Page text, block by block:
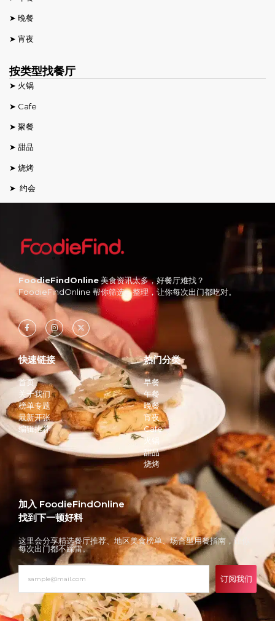
➤ 晚餐
➤ 宵夜
按类型找餐厅
➤ 火锅
➤ Cafe
➤ 聚餐
➤ 甜品
➤ 烧烤
➤ 约会
FoodieFindOnline美食资讯太多，好餐厅难找？
FoodieFindOnline 帮你筛选、整理，让你每次出门都吃对。
快速链接
首页
关于我们
榜单专题
最新开张
编辑推荐
热门分类
早餐
午餐
晚餐
宵夜
Cafe
火锅
甜品
烧烤
加入 FoodieFindOnline
找到下一顿好料
这里会分享精选餐厅推荐、地区美食榜单、场合型用餐指南，让你
每次出门都不踩雷。
订阅我们